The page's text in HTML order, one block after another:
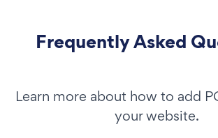
Frequently Asked
Learn more about how to add
your website.